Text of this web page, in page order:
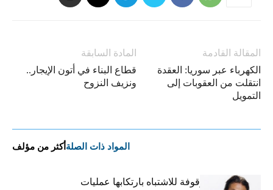
المادة السابقة
قطاع البناء في أتون الإيجار..
ونزيف النزوح
المقالة القادمة
الكهرباء عبر سوريا: العقدة
انتقلت من العقوبات إلى
التمويل
المواد ذات الصلة أكثر من مؤلف
تعميم صورة موقوفة للاشتباه بارتكابها عمليات